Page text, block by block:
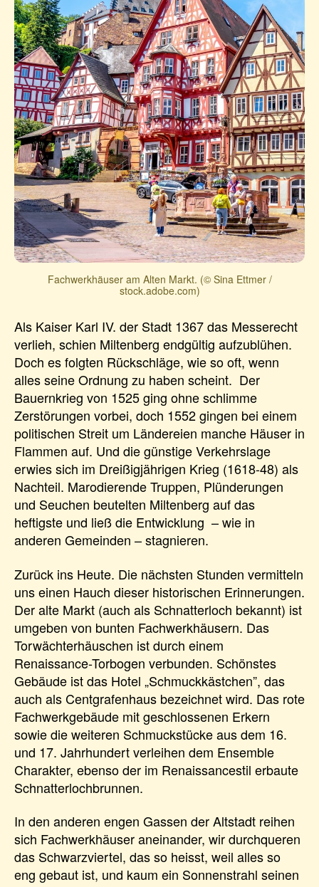
Fachwerkhäuser am Alten Markt. (© Sina Ettmer /
stock.adobe.com)
Als Kaiser Karl IV. der Stadt 1367 das Messerecht
verlieh, schien Miltenberg endgültig aufzublühen.
Doch es folgten Rückschläge, wie so oft, wenn
alles seine Ordnung zu haben scheint. Der
Bauernkrieg von 1525 ging ohne schlimme
Zerstörungen vorbei, doch 1552 gingen bei einem
politischen Streit um Ländereien manche Häuser in
Flammen auf. Und die günstige Verkehrslage
erwies sich im Dreißigjährigen Krieg (1618-48) als
Nachteil. Marodierende Truppen, Plünderungen
und Seuchen beutelten Miltenberg auf das
heftigste und ließ die Entwicklung – wie in
anderen Gemeinden – stagnieren.
Zurück ins Heute. Die nächsten Stunden vermitteln
uns einen Hauch dieser historischen Erinnerungen.
Der alte Markt (auch als Schnatterloch bekannt) ist
umgeben von bunten Fachwerkhäusern. Das
Torwächterhäuschen ist durch einem
Renaissance-Torbogen verbunden. Schönstes
Gebäude ist das Hotel „Schmuckkästchen”, das
auch als Centgrafenhaus bezeichnet wird. Das rote
Fachwerkgebäude mit geschlossenen Erkern
sowie die weiteren Schmuckstücke aus dem 16.
und 17. Jahrhundert verleihen dem Ensemble
Charakter, ebenso der im Renaissancestil erbaute
Schnatterlochbrunnen.
In den anderen engen Gassen der Altstadt reihen
sich Fachwerkhäuser aneinander, wir durchqueren
das Schwarzviertel, das so heisst, weil alles so
eng gebaut ist, und kaum ein Sonnenstrahl seinen